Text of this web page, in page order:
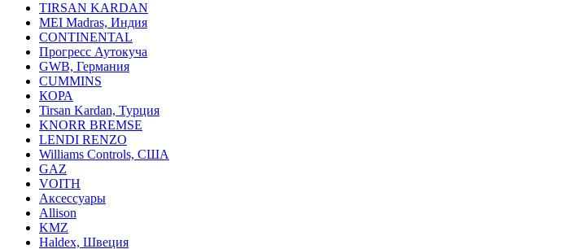
TIRSAN KARDAN
MEI Madras, Индия
CONTINENTAL
Прогресс Аутокуча
GWB, Германия
CUMMINS
КОРА
Tirsan Kardan, Турция
KNORR BREMSE
LENDI RENZO
Williams Controls, США
GAZ
VOITH
Аксессуары
Allison
KMZ
Haldex, Швеция